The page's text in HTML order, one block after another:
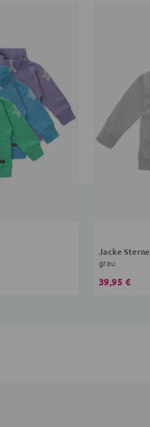
Jacke Sterne
grau
39,95 €